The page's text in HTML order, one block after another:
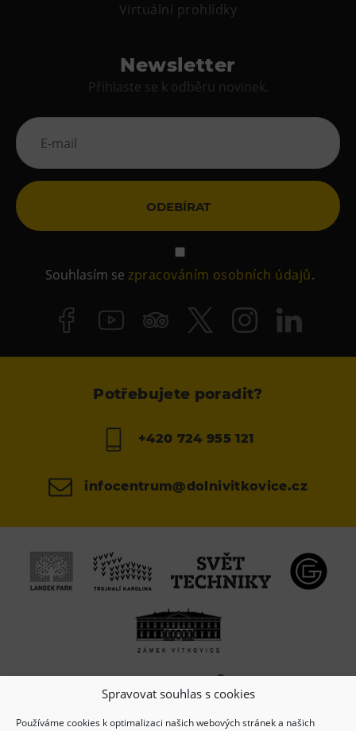
Spravovat souhlas s cookies
Používáme cookies k optimalizaci našich webových stránek a našich
Virtuální prohlídky
Newsletter
Přihlaste se k odběru novinek.
ODEBÍRAT
Souhlasím sezpracováním osobních údajů.
Potřebujete poradit?
+420 724 955 121
infocentrum@dolnivitkovice.cz